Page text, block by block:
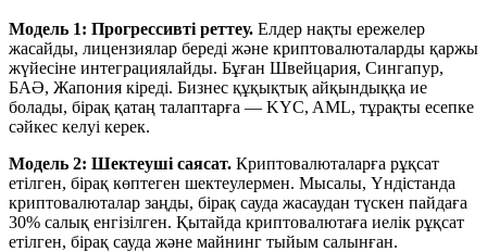
Модель 1: Прогрессивті реттеу. Елдер нақты ережелер
жасайды, лицензиялар береді және криптовалюталарды қаржы
жүйесіне интеграциялайды. Бұған Швейцария, Сингапур,
БАӘ, Жапония кіреді. Бизнес құқықтық айқындыққа ие
болады, бірақ қатаң талаптарға — KYC, AML, тұрақты есепке
сәйкес келуі керек.
Модель 2: Шектеуші саясат. Криптовалюталарға рұқсат
етілген, бірақ көптеген шектеулермен. Мысалы, Үндістанда
криптовалюталар заңды, бірақ сауда жасаудан түскен пайдаға
30% салық енгізілген. Қытайда криптовалютаға иелік рұқсат
етілген, бірақ сауда және майнинг тыйым салынған.